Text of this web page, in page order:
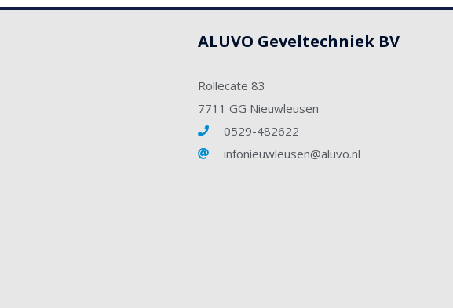
ALUVO Geveltechniek BV
Rollecate 83
7711 GG Nieuwleusen
0529-482622
infonieuwleusen@aluvo.nl